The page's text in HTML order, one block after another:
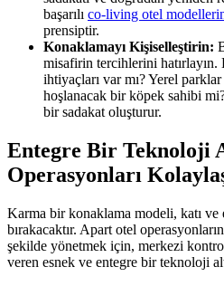
başarılı co-living otel
prensiptir.
Konaklamayı Kişiselleştirin:
misafirin tercihlerini
ihtiyaçları var mı? Yerel
hoşlanacak bir köpek sahibi
bir sadakat oluşturur.
Entegre Bir Teknoloji
Operasyonları
Karma bir konaklama modeli, katı
bırakacaktır. Apart otel
şekilde yönetmek için, merkezi
veren esnek ve entegre bir teknoloji